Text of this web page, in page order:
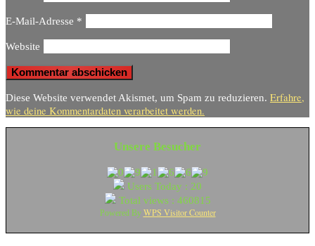
E-Mail-Adresse *
Website
Diese Website verwendet Akismet, um Spam zu reduzieren. Erfahre,
wie deine Kommentardaten verarbeitet werden.
Unsere Besucher
Users Today : 20
Total views : 460815
Powered By WPS Visitor Counter